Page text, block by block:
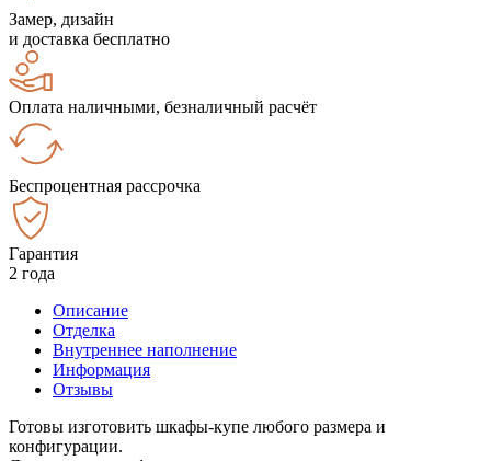
Замер, дизайн
и доставка бесплатно
Оплата наличными, безналичный расчёт
Беспроцентная рассрочка
Гарантия
2 года
Описание
Отделка
Внутреннее наполнение
Информация
Отзывы
Готовы изготовить шкафы-купе любого размера и
конфигурации.